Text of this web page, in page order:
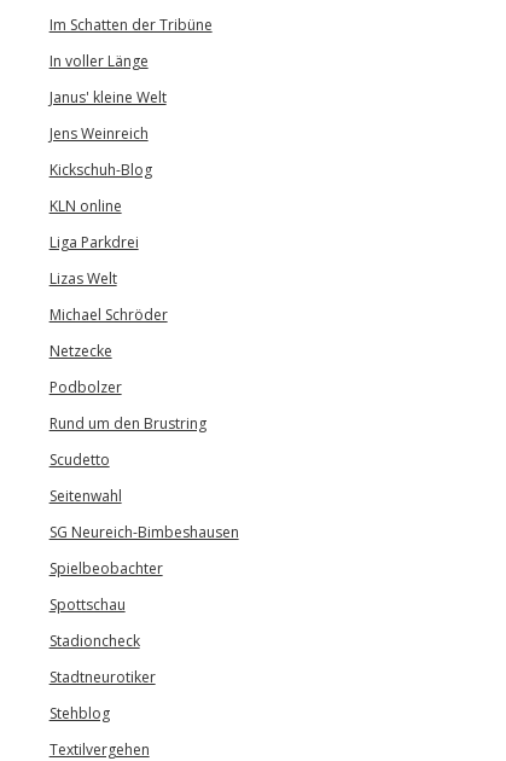
Im Schatten der Tribüne
In voller Länge
Janus' kleine Welt
Jens Weinreich
Kickschuh-Blog
KLN online
Liga Parkdrei
Lizas Welt
Michael Schröder
Netzecke
Podbolzer
Rund um den Brustring
Scudetto
Seitenwahl
SG Neureich-Bimbeshausen
Spielbeobachter
Spottschau
Stadioncheck
Stadtneurotiker
Stehblog
Textilvergehen